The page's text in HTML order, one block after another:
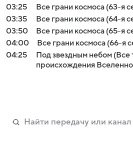
03:25
Все грани космоса (63-я
03:35
Все грани космоса (64-я
03:50
Все грани космоса (65-я
04:00
Все грани космоса (66-я
04:25
Под звездным небом (Все
происхождения